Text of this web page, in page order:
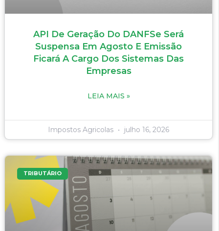
API De Geração Do DANFSe Será
Suspensa Em Agosto E Emissão
Ficará A Cargo Dos Sistemas Das
Empresas
LEIA MAIS »
Impostos Agricolas julho 16, 2026
TRIBUTÁRIO